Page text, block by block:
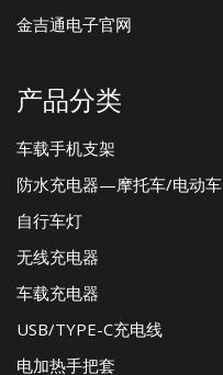
金吉通电子官网
产品分类
车载手机支架
防水充电器—摩托车/电动车
自行车灯
无线充电器
车载充电器
USB/TYPE-C充电线
电加热手把套